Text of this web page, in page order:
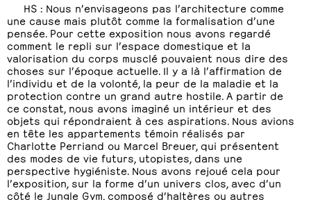
HS : Nous n’envisageons pas l’architecture comme
une cause mais plutôt comme la formalisation d’une
pensée. Pour cette exposition nous avons regardé
comment le repli sur l’espace domestique et la
valorisation du corps musclé pouvaient nous dire des
choses sur l’époque actuelle. Il y a là l’affirmation de
l’individu et de la volonté, la peur de la maladie et la
protection contre un grand autre hostile. A partir de
ce constat, nous avons imaginé un intérieur et des
objets qui répondraient à ces aspirations. Nous avions
en tête les appartements témoin réalisés par
Charlotte Perriand ou Marcel Breuer, qui présentent
des modes de vie futurs, utopistes, dans une
perspective hygiéniste. Nous avons rejoué cela pour
l’exposition, sur la forme d’un univers clos, avec d’un
côté le Jungle Gym, composé d’haltères ou autres